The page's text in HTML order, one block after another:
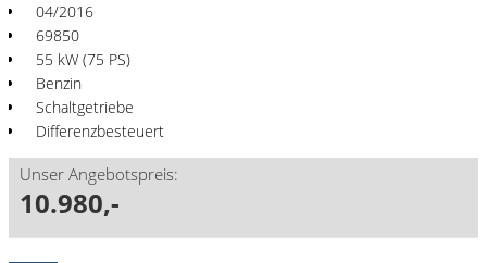
04/2016
69850
55 kW (75 PS)
Benzin
Schaltgetriebe
Differenzbesteuert
Unser Angebotspreis:
10.980,-